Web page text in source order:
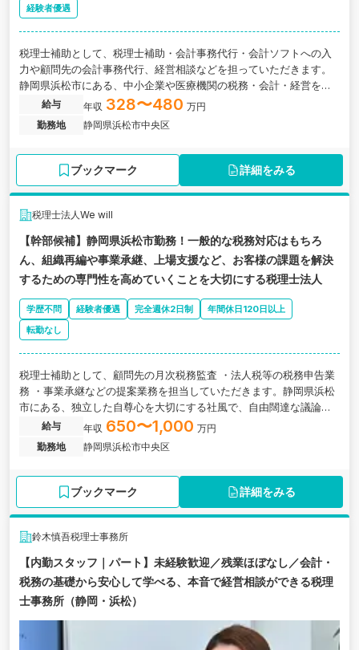
経験者優遇
税理士補助として、税理士補助・会計事務代行・会計ソフトへの入
力や顧問先の会計事務代行、経営相談などを担っていただきます。
静岡県浜松市にある、中小企業や医療機関の税務・会計・経営を支
える会計法人の求人です。
給与 年収 328〜480 万円
勤務地
静岡県浜松市中央区
ブックマーク 詳細をみる
税理士法人We will
【幹部候補】静岡県浜松市勤務！一般的な税務対応はもちろ
ん、組織再編や事業承継、上場支援など、お客様の課題を解決
するための専門性を高めていくことを大切にする税理士法人
学歴不問 経験者優遇 完全週休2日制
年間休日120日以上
転勤なし
税理士補助として、顧問先の月次税務監査 ・法人税等の税務申告業
務 ・事業承継などの提案業務を担当していただきます。静岡県浜松
市にある、独立した自尊心を大切にする社風で、自由闊達な議論と
行動で自分のアイデアを試せる税理士法人の求人です。
給与 年収 650〜1,000 万円
勤務地
静岡県浜松市中央区
ブックマーク 詳細をみる
鈴木慎吾税理士事務所
【内勤スタッフ｜パート】未経験歓迎／残業ほぼなし／会計・
税務の基礎から安心して学べる、本音で経営相談ができる税理
士事務所（静岡・浜松）